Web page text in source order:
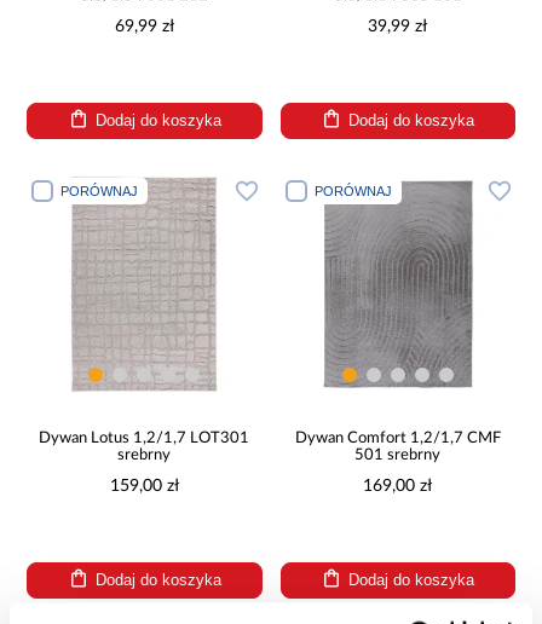
69,99 zł
Dodaj do koszyka
39,99 zł
Dodaj do koszyka
PORÓWNAJ
Dywan Lotus 1,2/1,7 LOT301
srebrny
159,00 zł
Dodaj do koszyka
PORÓWNAJ
Dywan Comfort 1,2/1,7 CMF
501 srebrny
169,00 zł
Dodaj do koszyka